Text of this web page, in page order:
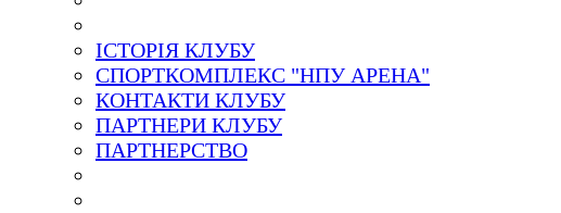
ІСТОРІЯ КЛУБУ
СПОРТКОМПЛЕКС "НПУ АРЕНА"
КОНТАКТИ КЛУБУ
ПАРТНЕРИ КЛУБУ
ПАРТНЕРСТВО